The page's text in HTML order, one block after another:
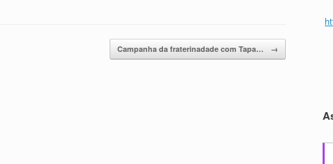
Campanha da fraterinadade com Tapa… →